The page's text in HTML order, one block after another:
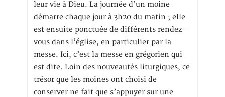
leur vie à Dieu. La journée d’un moine
démarre chaque jour à 3h20 du matin ; elle
est ensuite ponctuée de différents rendez-
vous dans l’église, en particulier par la
messe. Ici, c’est la messe en grégorien qui
est dite. Loin des nouveautés liturgiques, ce
trésor que les moines ont choisi de
conserver ne fait que s’appuyer sur une